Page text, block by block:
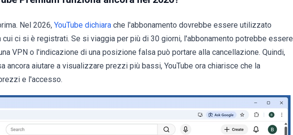
Nel 2026, YouTube dichiara che l'abbonamento dovrebbe essere utilizzato
ci si è registrati. Se si viaggia per più di 30 giorni, l'abbonamento potrebbe essere
VPN o l'indicazione di una posizione falsa può portare alla cancellazione. Quindi,
ancora aiutare a visualizzare prezzi più bassi, YouTube ora chiarisce che la
e l'accesso.